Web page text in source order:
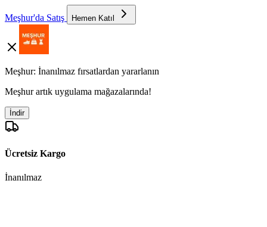
Meşhur'da Satış Hemen Katıl
Meşhur: İnanılmaz fırsatlardan yararlanın
Meşhur artık uygulama mağazalarında!
İndir
Ücretsiz Kargo
İnanılmaz